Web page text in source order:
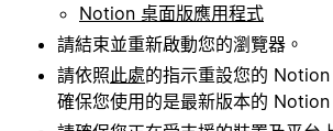
Notion 桌面版應用程式
請結束並重新啟動您的瀏覽器。
請依照此處的指示重設您的
確保您使用的是最新版本的 Notion